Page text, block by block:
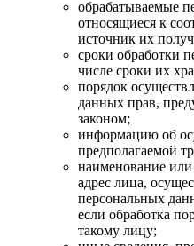
обрабатываемые
относящиеся к
источник их
сроки обработки
числе сроки их
порядок
данных прав,
законом;
информацию об
предполагаемой
наименование
адрес лица,
персональных
если обработка
такому лицу;